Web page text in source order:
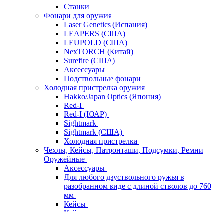
Станки
Фонари для оружия
Laser Genetics (Испания)
LEAPERS (США)
LEUPOLD (США)
NexTORCH (Китай)
Surefire (США)
Аксессуары
Подствольные фонари
Холодная пристрелка оружия
Hakko/Japan Optics (Япония)
Red-I
Red-I (ЮАР)
Sightmark
Sightmark (США)
Холодная пристрелка
Чехлы, Кейсы, Патронташи, Подсумки, Ремни
Оружейные
Аксессуары
Для любого двуствольного ружья в
разобранном виде с длиной стволов до 760
мм
Кейсы